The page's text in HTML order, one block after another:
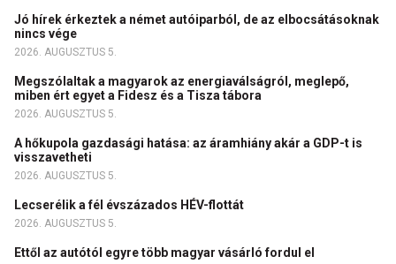
Jó hírek érkeztek a német autóiparból, de az elbocsátásoknak
nincs vége
2026. AUGUSZTUS 5.
Megszólaltak a magyarok az energiaválságról, meglepő,
miben ért egyet a Fidesz és a Tisza tábora
2026. AUGUSZTUS 5.
A hőkupola gazdasági hatása: az áramhiány akár a GDP-t is
visszavetheti
2026. AUGUSZTUS 5.
Lecserélik a fél évszázados HÉV-flottát
2026. AUGUSZTUS 5.
Ettől az autótól egyre több magyar vásárló fordul el